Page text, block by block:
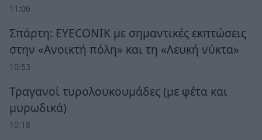
11:06
Σπάρτη: EYECONIK με σημαντικές εκπτώσεις
στην «Ανοικτή πόλη» και τη «Λευκή νύκτα»
10:53
Τραγανοί τυρολουκουμάδες (με φέτα και
μυρωδικά)
10:18